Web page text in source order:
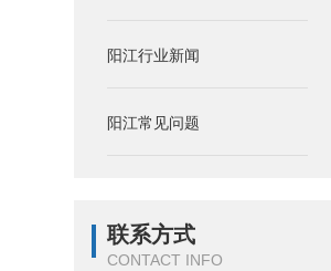
阳江行业新闻
阳江常见问题
联系方式
CONTACT INFO